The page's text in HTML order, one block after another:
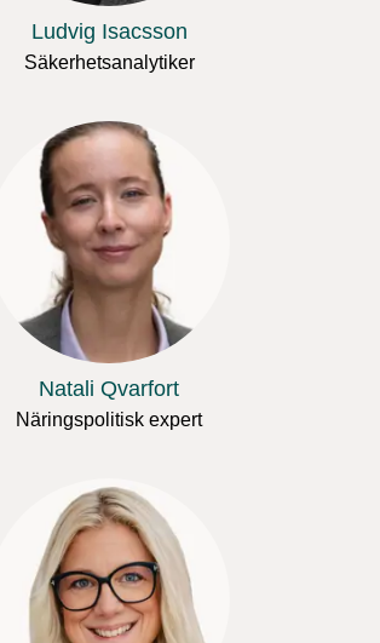
Ludvig Isacsson
Säkerhetsanalytiker
Natali Qvarfort
Näringspolitisk expert